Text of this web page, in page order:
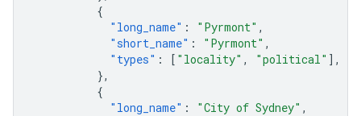
{
"long_name" : "Pyrmont" ,
"short_name" : "Pyrmont" ,
"types" : [ "locality" , "political" ],
},
{
"long_name" : "City of Sydney" ,